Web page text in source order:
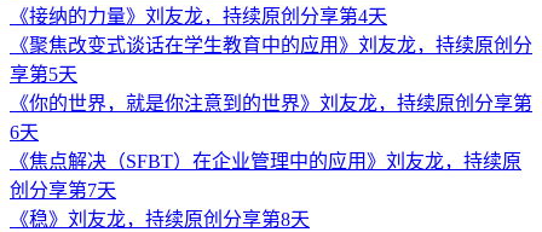
《接纳的力量》刘友龙，持续原创分享第4天
《聚焦改变式谈话在学生教育中的应用》刘友龙，持续原创分
享第5天
《你的世界，就是你注意到的世界》刘友龙，持续原创分享第
6天
《焦点解决（SFBT）在企业管理中的应用》刘友龙，持续原
创分享第7天
《稳》刘友龙，持续原创分享第8天